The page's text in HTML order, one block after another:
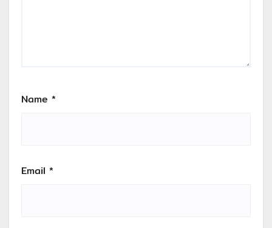
Name *
Email *